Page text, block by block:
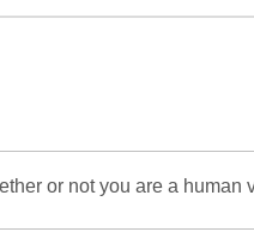
or not you are a